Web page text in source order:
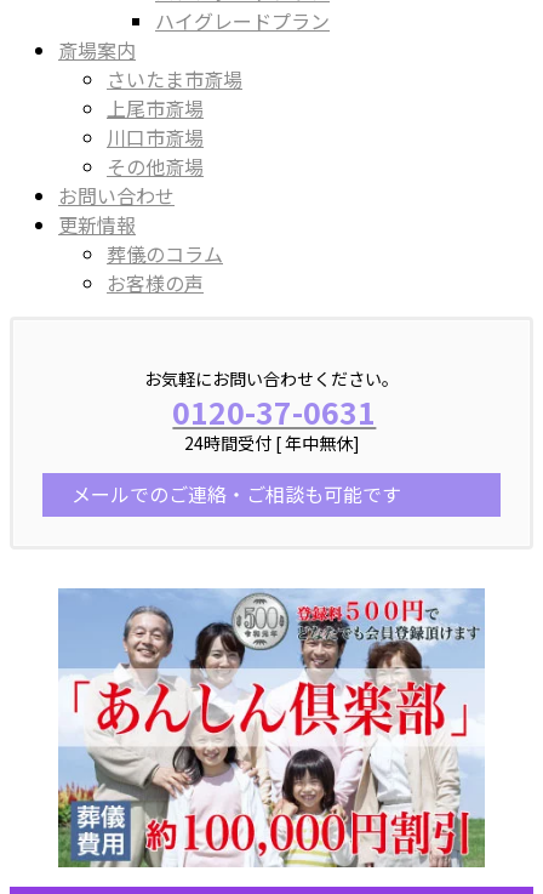
ハイグレードプラン
斎場案内
さいたま市斎場
上尾市斎場
川口市斎場
その他斎場
お問い合わせ
更新情報
葬儀のコラム
お客様の声
お気軽にお問い合わせください。
0120-37-0631
24時間受付 [ 年中無休]
メールでのご連絡・ご相談も可能です